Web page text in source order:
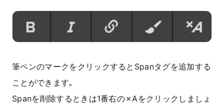
筆ペンのマークをクリックするとSpanタグを追加する
ことができます｡
Spanを削除するときは1番右の✗Aをクリックしましょ